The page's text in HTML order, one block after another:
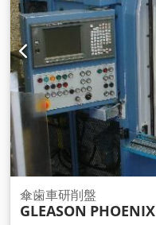
シング用ダイヤモンド3個
ィスク ベルトフィルター
式油圧システム、 TRION
部品
傘歯車研削盤
GLEASON